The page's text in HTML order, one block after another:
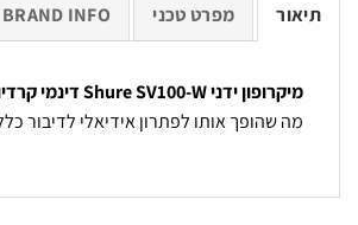
תיאור מפרט טכני BRAND INFO
מיקרופון ידני Shure SV100-W דינמי קרדיואידי
מה שהופך אותו לפתרון אידיאלי לדיבור